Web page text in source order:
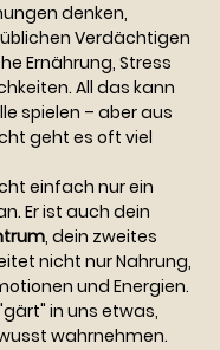
denken,
Verdächtigen
Ernährung, Stress
All das kann
spielen – aber aus
geht es oft viel
einfach nur ein
Er ist auch dein
, dein zweites
nicht nur Nahrung,
und Energien.
in uns etwas,
wahrnehmen.